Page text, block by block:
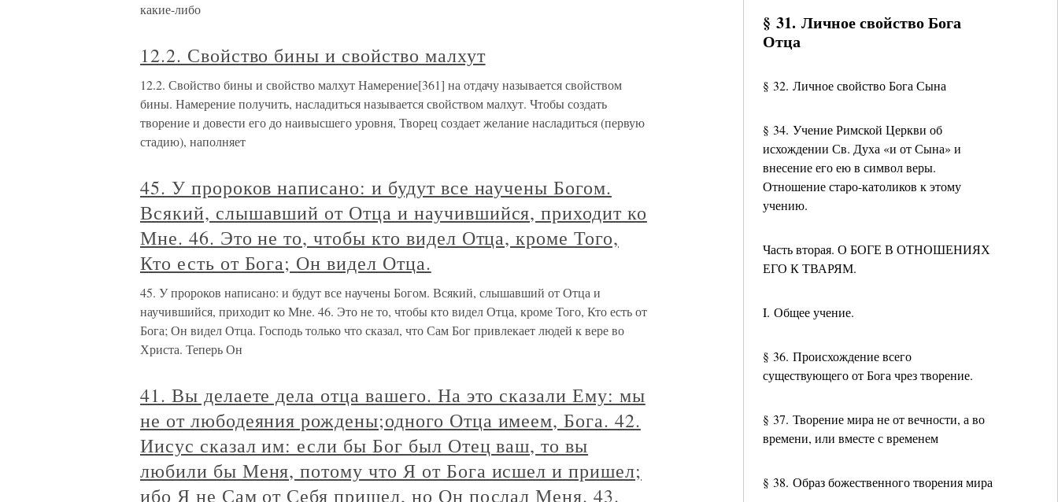
§ 31. Личное свойство Бога
Отца
§ 32. Личное свойство Бога Сына
§ 34. Учение Римской Церкви об
исхождении Св. Духа «и от Сына» и
внесение его ею в символ веры.
Отношение старо-католиков к этому
учению.
Часть вторая. О БОГЕ В ОТНОШЕНИЯХ
ЕГО К ТВАРЯМ.
I. Общее учение.
§ 36. Происхождение всего
существующего от Бога чрез творение.
§ 37. Творение мира не от вечности, а во
времени, или вместе с временем
§ 38. Образ божественного творения мира
какие-либо
12.2. Свойство бины и свойство малхут
12.2. Свойство бины и свойство малхут Намерение[361] на отдачу называется свойством
бины. Намерение получить, насладиться называется свойством малхут. Чтобы создать
творение и довести его до наивысшего уровня, Творец создает желание насладиться (первую
стадию), наполняет
45. У пророков написано: и будут все научены Богом.
Всякий, слышавший от Отца и научившийся, приходит ко
Мне. 46. Это не то, чтобы кто видел Отца, кроме Того,
Кто есть от Бога; Он видел Отца.
45. У пророков написано: и будут все научены Богом. Всякий, слышавший от Отца и
научившийся, приходит ко Мне. 46. Это не то, чтобы кто видел Отца, кроме Того, Кто есть от
Бога; Он видел Отца. Господь только что сказал, что Сам Бог привлекает людей к вере во
Христа. Теперь Он
41. Вы делаете дела отца вашего. На это сказали Ему: мы
не от любодеяния рождены;одного Отца имеем, Бога. 42.
Иисус сказал им: если бы Бог был Отец ваш, то вы
любили бы Меня, потому что Я от Бога исшел и пришел;
ибо Я не Сам от Себя пришел, но Он послал Меня. 43.